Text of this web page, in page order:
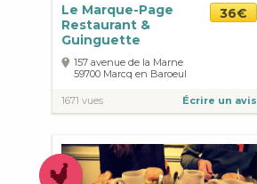
Le Marque-Page
Restaurant &
Guinguette
36€
157 avenue de la Marne
59700 Marcq en Baroeul
1671 vues Écrire un avis